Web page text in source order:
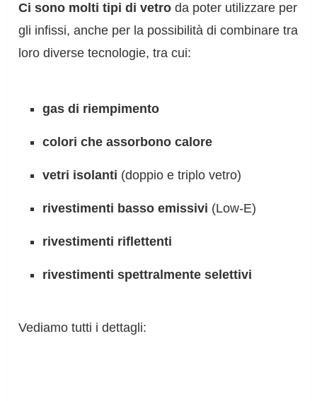
Ci sono molti tipi di vetro da poter utilizzare per
gli infissi, anche per la possibilità di combinare tra
loro diverse tecnologie, tra cui:
gas di riempimento
colori che assorbono calore
vetri isolanti (doppio e triplo vetro)
rivestimenti basso emissivi (Low-E)
rivestimenti riflettenti
rivestimenti spettralmente selettivi
Vediamo tutti i dettagli: